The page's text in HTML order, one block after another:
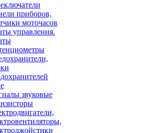
приборов,
моточасов
управления.
звуковые